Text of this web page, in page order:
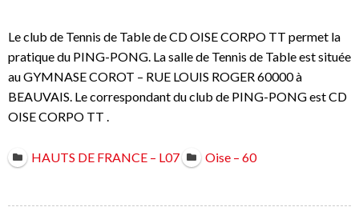
Le club de Tennis de Table de CD OISE CORPO TT permet la
pratique du PING-PONG. La salle de Tennis de Table est située
au GYMNASE COROT – RUE LOUIS ROGER 60000 à
BEAUVAIS. Le correspondant du club de PING-PONG est CD
OISE CORPO TT .
HAUTS DE FRANCE – L07 Oise – 60